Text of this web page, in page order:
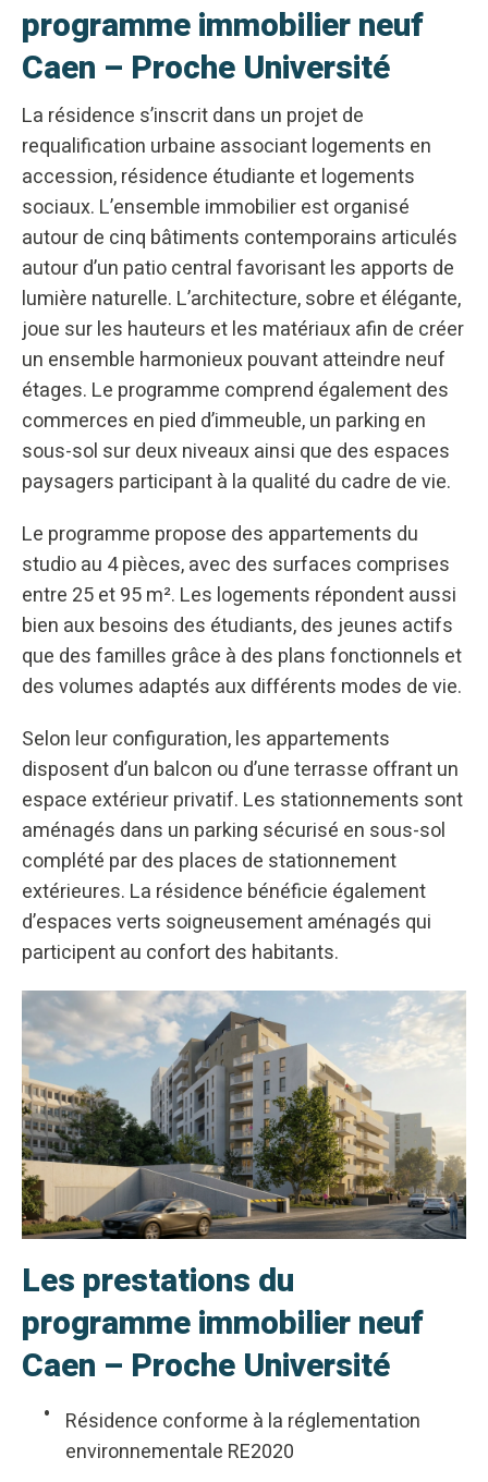
programme immobilier neuf
Caen – Proche Université
La résidence s’inscrit dans un projet de
requalification urbaine associant logements en
accession, résidence étudiante et logements
sociaux. L’ensemble immobilier est organisé
autour de cinq bâtiments contemporains articulés
autour d’un patio central favorisant les apports de
lumière naturelle. L’architecture, sobre et élégante,
joue sur les hauteurs et les matériaux afin de créer
un ensemble harmonieux pouvant atteindre neuf
étages. Le programme comprend également des
commerces en pied d’immeuble, un parking en
sous-sol sur deux niveaux ainsi que des espaces
paysagers participant à la qualité du cadre de vie.
Le programme propose des appartements du
studio au 4 pièces, avec des surfaces comprises
entre 25 et 95 m². Les logements répondent aussi
bien aux besoins des étudiants, des jeunes actifs
que des familles grâce à des plans fonctionnels et
des volumes adaptés aux différents modes de vie.
Selon leur configuration, les appartements
disposent d’un balcon ou d’une terrasse offrant un
espace extérieur privatif. Les stationnements sont
aménagés dans un parking sécurisé en sous-sol
complété par des places de stationnement
extérieures. La résidence bénéficie également
d’espaces verts soigneusement aménagés qui
participent au confort des habitants.
Les prestations du
programme immobilier neuf
Caen – Proche Université
Résidence conforme à la réglementation
environnementale RE2020